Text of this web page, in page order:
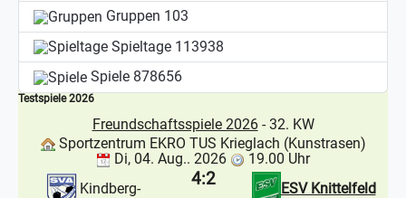
Gruppen 103
Spieltage 113938
Spiele 878656
Testspiele 2026
Freundschaftsspiele 2026- 32. KW
Sportzentrum EKRO TUS Krieglach (Kunstrasen)
Di, 04. Aug.. 2026
19.00 Uhr
Kindberg-
ESV Knittelfeld
4:2